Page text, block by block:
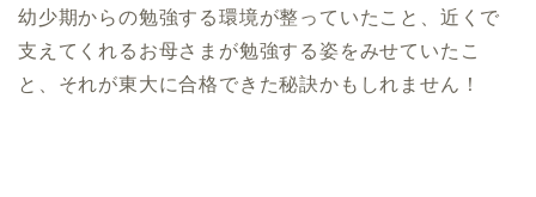
幼少期からの勉強する環境が整っていたこと、近くで
支えてくれるお母さまが勉強する姿をみせていたこ
と、それが東大に合格できた秘訣かもしれません！